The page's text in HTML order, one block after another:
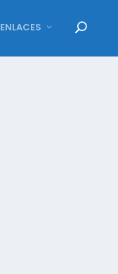
ENLACES